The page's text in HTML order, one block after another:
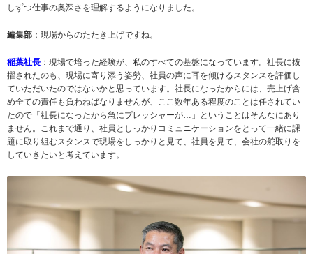
しずつ仕事の奥深さを理解するようになりました。
編集部 ：現場からのたたき上げですね。
稲葉社長 ：現場で培った経験が、私のすべての基盤になっています。社長に抜
擢されたのも、現場に寄り添う姿勢、社員の声に耳を傾けるスタンスを評価し
ていただいたのではないかと思っています。社長になったからには、売上げ含
め全ての責任も負わねばなりませんが、ここ数年ある程度のことは任されてい
たので「社長になったから急にプレッシャーが…」ということはそんなにあり
ません。これまで通り、社員としっかりコミュニケーションをとって一緒に課
題に取り組むスタンスで現場をしっかりと見て、社員を見て、会社の舵取りを
していきたいと考えています。